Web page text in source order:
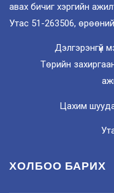
авах бичиг хэргийн
Утас 51-263506,
Дэлгэрэнгүй
Төрийн
Цахим
ХОЛБОО БАРИХ